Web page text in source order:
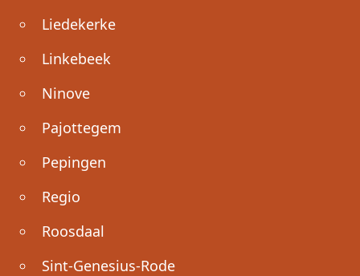
Liedekerke
Linkebeek
Ninove
Pajottegem
Pepingen
Regio
Roosdaal
Sint-Genesius-Rode